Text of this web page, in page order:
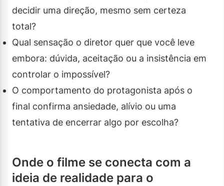
decidir uma direção, mesmo sem certeza
total?
Qual sensação o diretor quer que você leve
embora: dúvida, aceitação ou a insistência em
controlar o impossível?
O comportamento do protagonista após o
final confirma ansiedade, alívio ou uma
tentativa de encerrar algo por escolha?
Onde o filme se conecta com a
ideia de realidade para o